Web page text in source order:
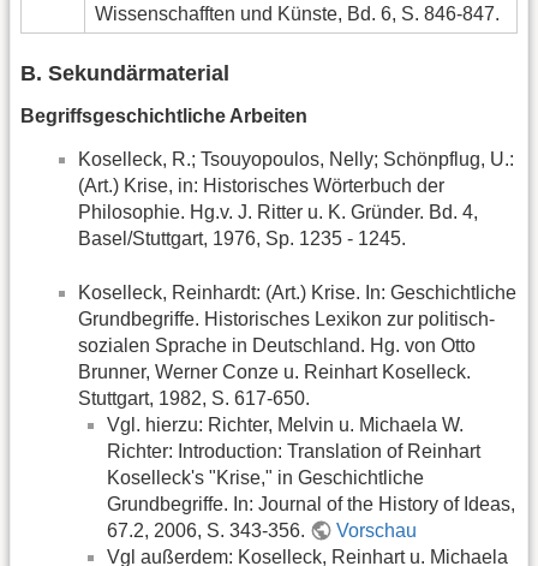
Wissenschafften und Künste, Bd. 6, S. 846-847.
B. Sekundärmaterial
Begriffsgeschichtliche Arbeiten
Koselleck, R.; Tsouyopoulos, Nelly; Schönpflug, U.:
(Art.) Krise, in: Historisches Wörterbuch der
Philosophie. Hg.v. J. Ritter u. K. Gründer. Bd. 4,
Basel/Stuttgart, 1976, Sp. 1235 - 1245.
Koselleck, Reinhardt: (Art.) Krise. In: Geschichtliche
Grundbegriffe. Historisches Lexikon zur politisch-
sozialen Sprache in Deutschland. Hg. von Otto
Brunner, Werner Conze u. Reinhart Koselleck.
Stuttgart, 1982, S. 617-650.
Vgl. hierzu: Richter, Melvin u. Michaela W.
Richter: Introduction: Translation of Reinhart
Koselleck's "Krise," in Geschichtliche
Grundbegriffe. In: Journal of the History of Ideas,
67.2, 2006, S. 343-356.
Vorschau
Vgl außerdem: Koselleck, Reinhart u. Michaela